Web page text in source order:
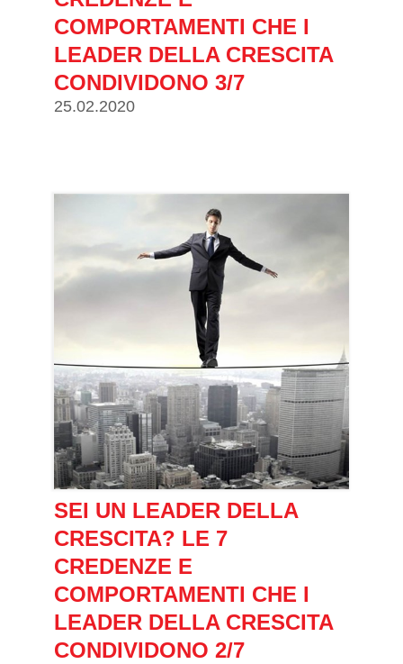
COMPORTAMENTI CHE I
LEADER DELLA CRESCITA
CONDIVIDONO 3/7
25.02.2020
SEI UN LEADER DELLA
CRESCITA? LE 7
CREDENZE E
COMPORTAMENTI CHE I
LEADER DELLA CRESCITA
CONDIVIDONO 2/7